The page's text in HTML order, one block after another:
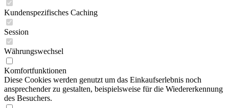
Kundenspezifisches Caching
Session
Währungswechsel
Komfortfunktionen
Diese Cookies werden genutzt um das Einkaufserlebnis noch
ansprechender zu gestalten, beispielsweise für die Wiedererkennung
des Besuchers.